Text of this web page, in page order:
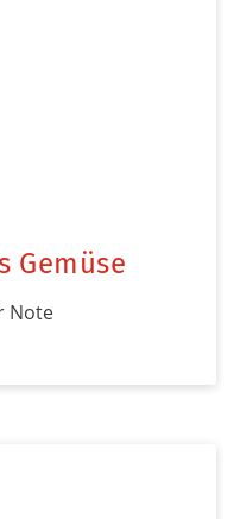
Gemüse
Note